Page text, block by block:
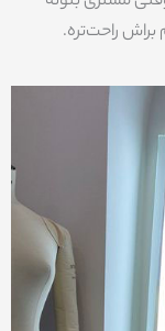
راحت‌تره.